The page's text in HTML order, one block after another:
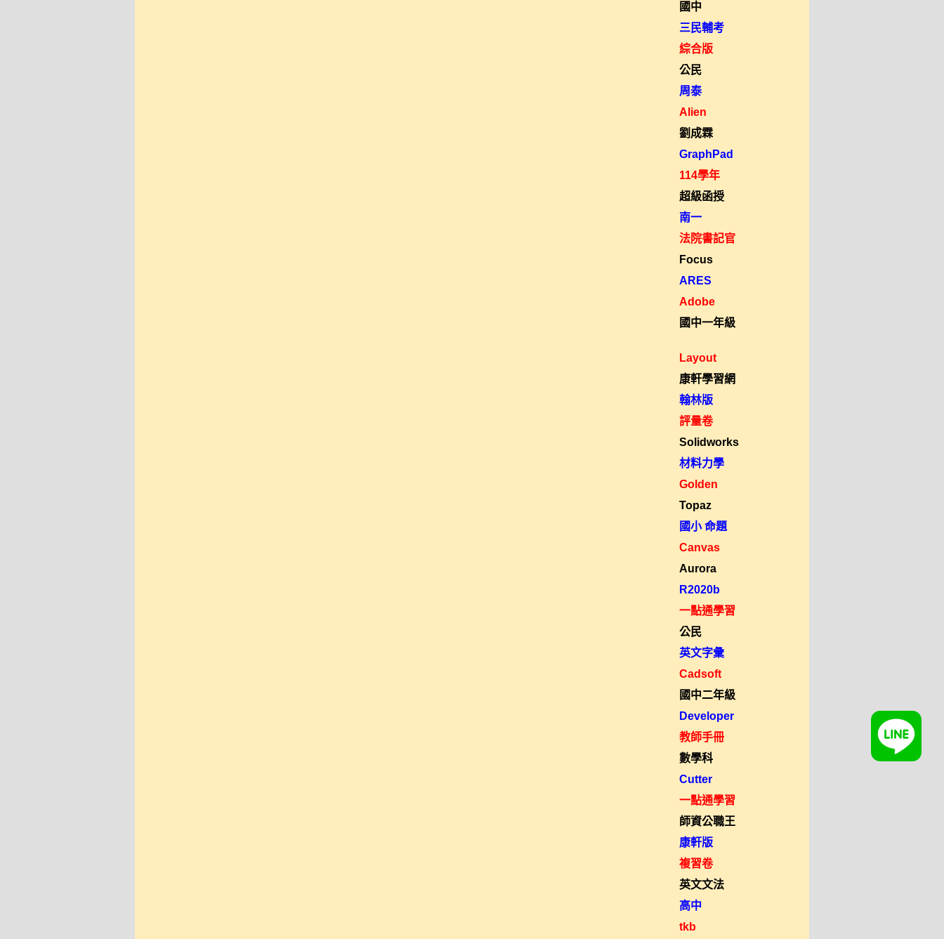
國中
三民輔考
綜合版
公民
周泰
Alien
劉成霖
GraphPad
114學年
超級函授
南一
法院書記官
Focus
ARES
Adobe
國中一年級
Layout
康軒學習網
翰林版
評量卷
Solidworks
材料力學
Golden
Topaz
國小 命題
Canvas
Aurora
R2020b
一點通學習
公民
英文字彙
Cadsoft
國中二年級
Developer
教師手冊
數學科
Cutter
一點通學習
師資公職王
康軒版
複習卷
英文文法
高中
tkb